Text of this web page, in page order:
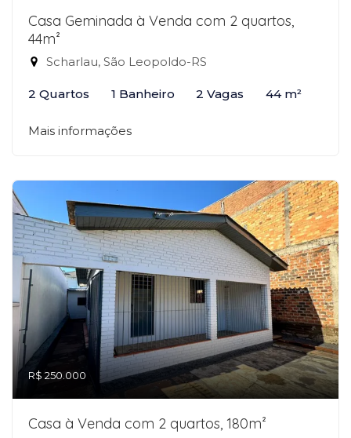
Casa Geminada à Venda com 2 quartos,
44m²
Scharlau, São Leopoldo-RS
2 Quartos 1 Banheiro 2 Vagas 44 m²
Mais informações
R$ 250.000
Casa à Venda com 2 quartos, 180m²